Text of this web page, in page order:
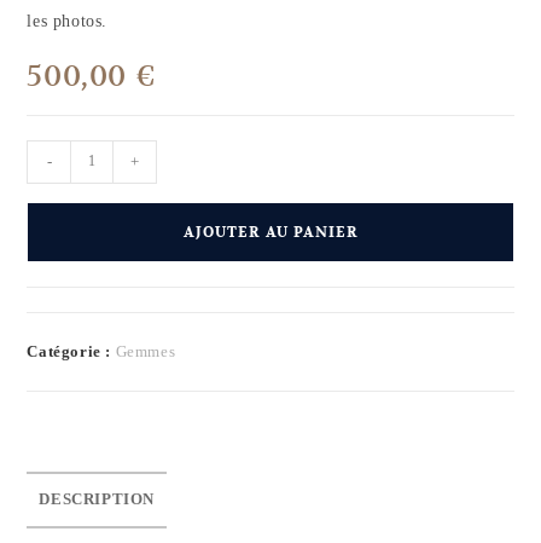
les photos.
500,00 €
- +
AJOUTER AU PANIER
Catégorie : Gemmes
DESCRIPTION